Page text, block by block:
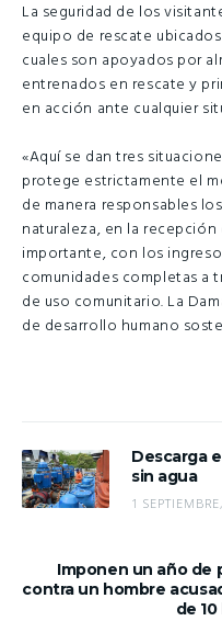
La seguridad de los
equipo de rescate
cuales son apoyados por
entrenados en rescate y
en acción ante cualquier
«Aquí se dan tres
protege estrictamente el
de manera responsables
naturaleza, en la
importante, con los
comunidades completas a
de uso comunitario. La
de desarrollo humano
Descarga
sin agua
1
Imponen un año de
contra un hombre
de